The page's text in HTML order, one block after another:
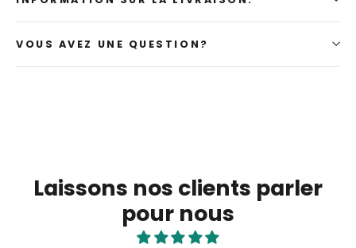
VOUS AVEZ UNE QUESTION?
Laissons nos clients parler
pour nous